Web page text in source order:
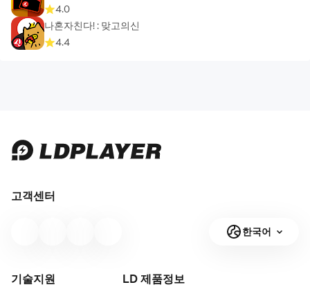
4.0
나혼자친다! : 맞고의신
4.4
고객센터
한국어
기술지원 LD 제품정보